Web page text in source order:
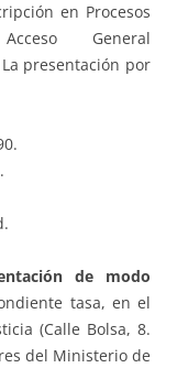
en Procesos
General
presentación por
de modo
tasa, en el
(Calle Bolsa, 8.
del Ministerio de